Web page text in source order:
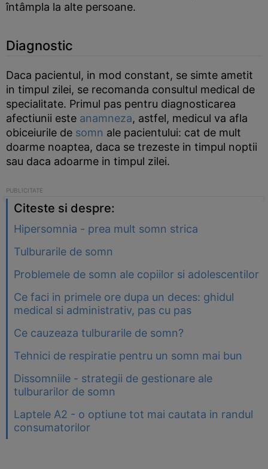
întâmpla la alte persoane.
Diagnostic
Daca pacientul, in mod constant, se simte ametit
in timpul zilei, se recomanda consultul medical de
specialitate. Primul pas pentru diagnosticarea
afectiunii este anamneza, astfel, medicul va afla
obiceiurile de somn ale pacientului: cat de mult
doarme noaptea, daca se trezeste in timpul noptii
sau daca adoarme in timpul zilei.
Citeste si despre:
Hipersomnia - prea mult somn strica
Tulburarile de somn
Problemele de somn ale copiilor si adolescentilor
Ce faci in primele ore dupa un deces: ghidul
medical si administrativ, pas cu pas
Ce cauzeaza tulburarile de somn?
Tehnici de respiratie pentru un somn mai bun
Dissomniile - strategii de gestionare ale
tulburarilor de somn
Laptele A2 - o optiune tot mai cautata in randul
consumatorilor